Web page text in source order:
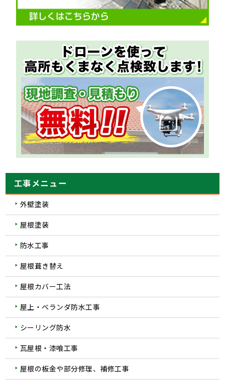
工事メニュー
外壁塗装
屋根塗装
防水工事
屋根葺き替え
屋根カバー工法
屋上・ベランダ防水工事
シーリング防水
瓦屋根・漆喰工事
屋根の板金や部分修理、補修工事